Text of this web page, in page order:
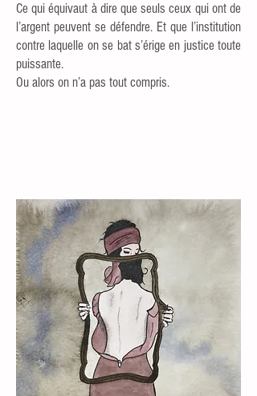
Ce qui équivaut à dire que seuls ceux qui ont de
l’argent peuvent se défendre. Et que l’institution
contre laquelle on se bat s’érige en justice toute
puissante.
Ou alors on n’a pas tout compris.